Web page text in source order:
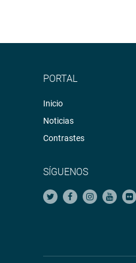
PORTAL
Inicio
Noticias
Contrastes
SÍGUENOS